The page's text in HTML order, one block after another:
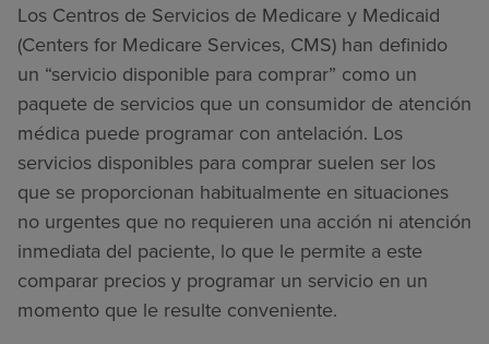
Los Centros de Servicios de Medicare y Medicaid
(Centers for Medicare Services, CMS) han definido
un “servicio disponible para comprar” como un
paquete de servicios que un consumidor de atención
médica puede programar con antelación. Los
servicios disponibles para comprar suelen ser los
que se proporcionan habitualmente en situaciones
no urgentes que no requieren una acción ni atención
inmediata del paciente, lo que le permite a este
comparar precios y programar un servicio en un
momento que le resulte conveniente.